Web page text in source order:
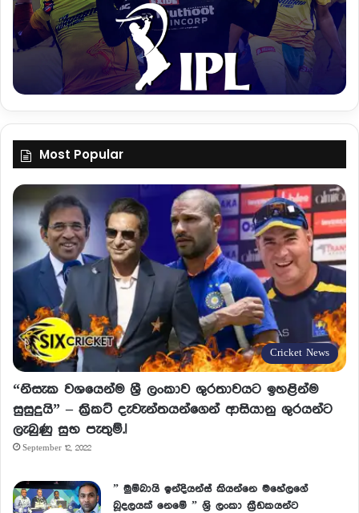
Most Popular
Cricket News
“නිසැක වශයෙන්ම ශ්‍රී ලංකාව ශුරතාවයට ඉහළින්ම
සුසුදුයි” – ක්‍රිකට් දැවැන්තයන්ගෙන් ආසියානු ශුරයන්ට
ලැබුණු සුභ පැතුම්.!
September 12, 2022
” මුම්බායි ඉන්දියන්ස් කියන්නෙ මහේලගේ
බූදලයක් නෙමේ ” ශ්‍රි ලංකා ක්‍රීඩකයන්ට